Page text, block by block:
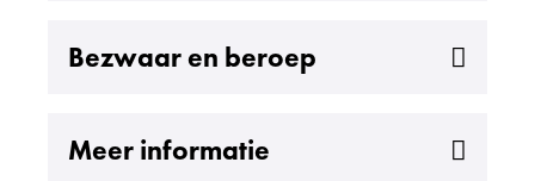
Bezwaar en beroep
Uitklappen
Meer informatie
Uitklappen